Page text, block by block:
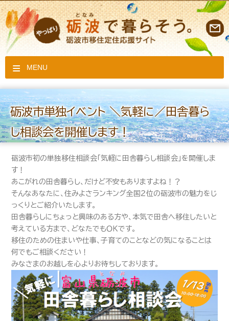
MENU
砺波市単独イベント ＼気軽に／田舎暮ら
し相談会を開催します！
砺波市初の単独移住相談会「気軽に田舎暮らし相談会」を開催しま
す！
あこがれの田舎暮らし、だけど不安もありますよね！？
そんなあなたに、住みよさランキング全国２位の砺波市の魅力をじ
っくりとご紹介いたします。
田舎暮らしにちょっと興味のある方や、本気で田舎へ移住したいと
考えている方まで、どなたでもＯＫです。
移住のための住まいや仕事、子育てのことなどの気になることは
何でもご相談ください！
みなさまのお越しを心よりお待ちしております。